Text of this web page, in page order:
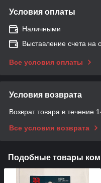
Условия оплаты
Наличными
Выставление счета на
Все условия оплаты
Условия возврата
Возврат товара в течение
Все условия возврата
Подобные товары